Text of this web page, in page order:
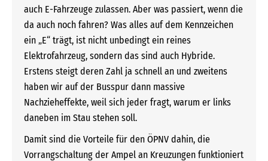
auch E-Fahrzeuge zulassen. Aber was passiert, wenn die
da auch noch fahren? Was alles auf dem Kennzeichen
ein „E“ trägt, ist nicht unbedingt ein reines
Elektrofahrzeug, sondern das sind auch Hybride.
Erstens steigt deren Zahl ja schnell an und zweitens
haben wir auf der Busspur dann massive
Nachzieheffekte, weil sich jeder fragt, warum er links
daneben im Stau stehen soll.
Damit sind die Vorteile für den ÖPNV dahin, die
Vorrangschaltung der Ampel an Kreuzungen funktioniert